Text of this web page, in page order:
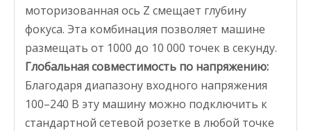
моторизованная ось Z смещает глубину
фокуса. Эта комбинация позволяет машине
размещать от 1000 до 10 000 точек в секунду.
Глобальная совместимость по напряжению:
Благодаря диапазону входного напряжения
100–240 В эту машину можно подключить к
стандартной сетевой розетке в любой точке